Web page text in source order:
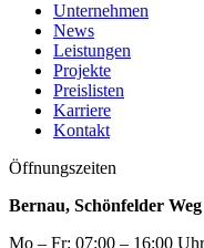
Unternehmen
News
Leistungen
Projekte
Preislisten
Karriere
Kontakt
Öffnungszeiten
Bernau, Schönfelder Weg
Mo – Fr: 07:00 – 16:00 Uhr